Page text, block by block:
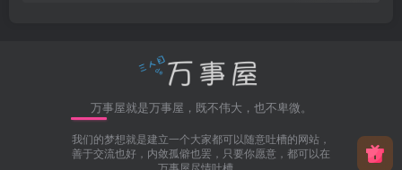
万事屋就是万事屋，既不伟大，也不卑微。
我们的梦想就是建立一个大家都可以随意吐槽的网站，
善于交流也好，内敛孤僻也罢，只要你愿意，都可以在